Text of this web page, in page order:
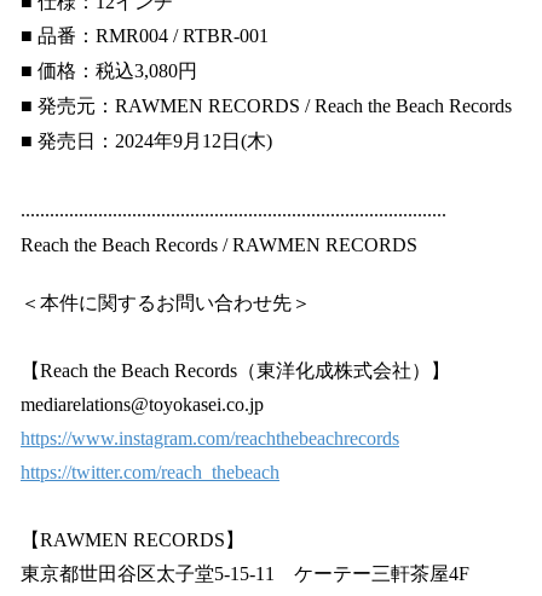
■ 品番：RMR004 / RTBR-001
■ 価格：税込3,080円
■ 発売元：RAWMEN RECORDS / Reach the Beach Records
■ 発売日：2024年9月12日(木)
........................................................................................
Reach the Beach Records / RAWMEN RECORDS
＜本件に関するお問い合わせ先＞
【Reach the Beach Records（東洋化成株式会社）】
mediarelations@toyokasei.co.jp
https://www.instagram.com/reachthebeachrecords
https://twitter.com/reach_thebeach
【RAWMEN RECORDS】
東京都世田谷区太子堂5-15-11 ケーテー三軒茶屋4F